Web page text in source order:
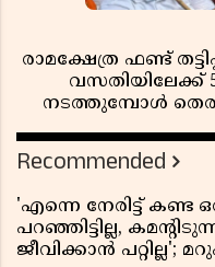
രാമക്ഷേത്ര ഫണ്ട്
വസതിയിലേക്ക്
നടത്തുമ്പോൾ
Recommended
'എന്നെ നേരിട്ട് കണ്ട
പറഞ്ഞിട്ടില്ല,
ജീവിക്കാൻ